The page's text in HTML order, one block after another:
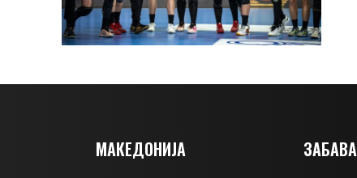
МАКЕДОНИЈА ЗАБАВА